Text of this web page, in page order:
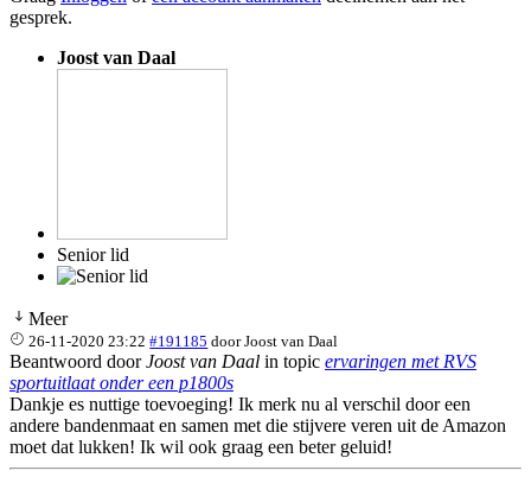
gesprek.
Joost van Daal
Senior lid
Meer
26-11-2020 23:22 #191185 doorJoost van Daal
Beantwoord doorJoost van Daal in topic ervaringen met RVS
sportuitlaat onder een p1800s
Dankje es nuttige toevoeging! Ik merk nu al verschil door een
andere bandenmaat en samen met die stijvere veren uit de Amazon
moet dat lukken! Ik wil ook graag een beter geluid!